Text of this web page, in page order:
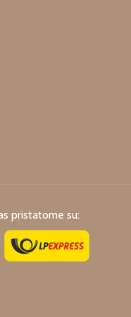
pristatome su: